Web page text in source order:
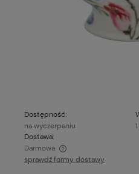
Dostępność:
na wyczerpaniu
Dostawa:
Darmowa
Cena nie zawiera
sprawdź formy dostawy